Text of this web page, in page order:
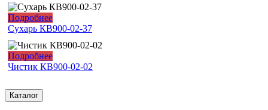
Подробнее
Сухарь КВ900-02-37
Подробнее
Чистик КВ900-02-02
Каталог